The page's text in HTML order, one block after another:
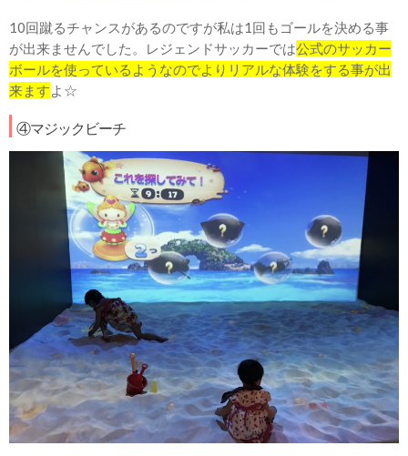
10回蹴るチャンスがあるのですが私は1回もゴールを決める事
が出来ませんでした。レジェンドサッカーでは公式のサッカー
ボールを使っているようなのでよりリアルな体験をする事が出
来ますよ☆
④マジックビーチ